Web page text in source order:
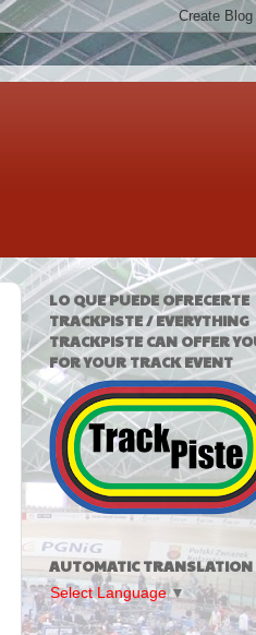
LO QUE PUEDE OFRECERTE
TRACKPISTE / EVERYTHING
TRACKPISTE CAN OFFER
FOR YOUR TRACK EVENT
AUTOMATIC TRANSLATION
Select Language ▼